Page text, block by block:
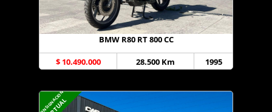
BMW R80 RT 800 CC
$ 10.490.000 28.500 Km 1995
CONSIGNACION